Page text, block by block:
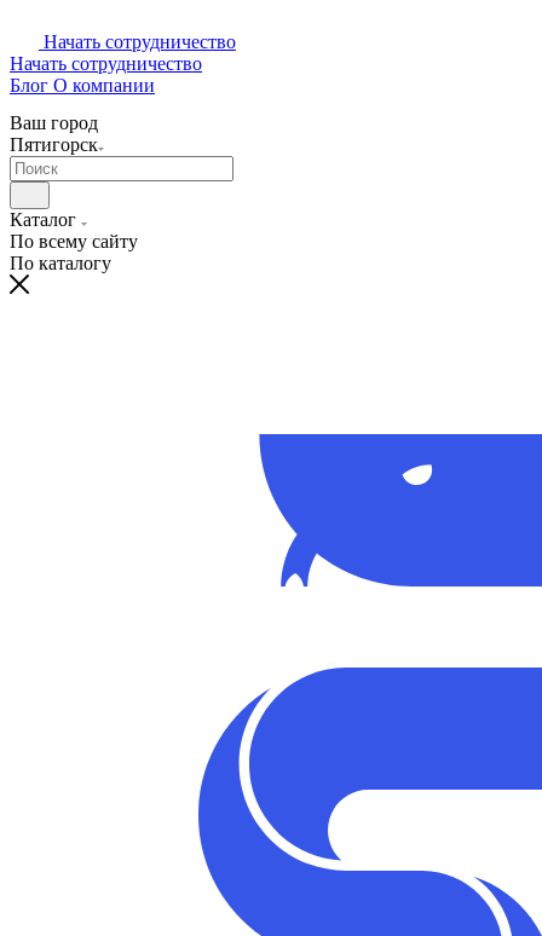
Начать сотрудничество
Начать сотрудничество
Блог О компании
Ваш город
Пятигорск
Каталог
По всему сайту
По каталогу